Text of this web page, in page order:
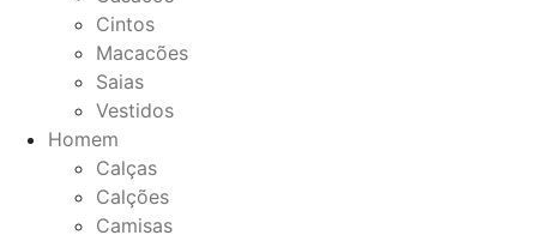
Cintos
Macacões
Saias
Vestidos
Homem
Calças
Calções
Camisas